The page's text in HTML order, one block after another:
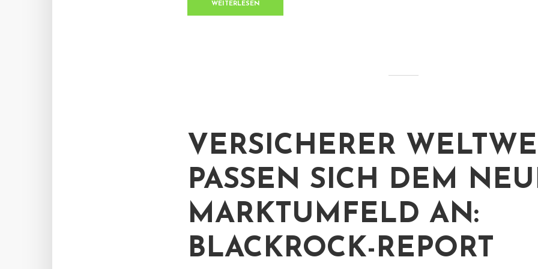
WEITERLESEN
VERSICHERER
PASSEN SICH DEM
MARKTUMFELD AN:
BLACKROCK-REPORT